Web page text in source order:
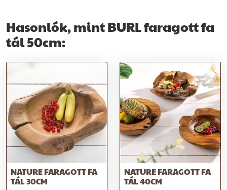
Rendeld meg most ezt az egyedi BURL faragott fa tálat, és add meg
otthonodnak a természetes eleganciát!
További információk>>
Hasonlók, mint BURL faragott fa
tál 50cm:
NATURE FARAGOTT FA
TÁL 30CM
NATURE FARAGOTT FA
TÁL 40CM